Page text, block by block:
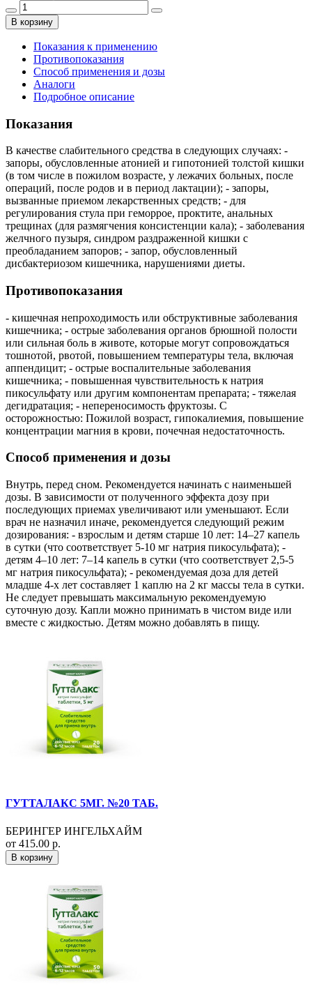
В корзину
Показания к применению
Противопоказания
Способ применения и дозы
Аналоги
Подробное описание
Показания
В качестве слабительного средства в следующих случаях: -
запоры, обусловленные атонией и гипотонией толстой кишки
(в том числе в пожилом возрасте, у лежачих больных, после
операций, после родов и в период лактации); - запоры,
вызванные приемом лекарственных средств; - для
регулирования стула при геморрое, проктите, анальных
трещинах (для размягчения консистенции кала); - заболевания
желчного пузыря, синдром раздраженной кишки с
преобладанием запоров; - запор, обусловленный
дисбактериозом кишечника, нарушениями диеты.
Противопоказания
- кишечная непроходимость или обструктивные заболевания
кишечника; - острые заболевания органов брюшной полости
или сильная боль в животе, которые могут сопровождаться
тошнотой, рвотой, повышением температуры тела, включая
аппендицит; - острые воспалительные заболевания
кишечника; - повышенная чувствительность к натрия
пикосульфату или другим компонентам препарата; - тяжелая
дегидратация; - непереносимость фруктозы. C
осторожностью: Пожилой возраст, гипокалиемия, повышение
концентрации магния в крови, почечная недостаточность.
Способ применения и дозы
Внутрь, перед сном. Рекомендуется начинать с наименьшей
дозы. В зависимости от полученного эффекта дозу при
последующих приемах увеличивают или уменьшают. Если
врач не назначил иначе, рекомендуется следующий режим
дозирования: - взрослым и детям старше 10 лет: 14–27 капель
в сутки (что соответствует 5-10 мг натрия пикосульфата); -
детям 4–10 лет: 7–14 капель в сутки (что соответствует 2,5-5
мг натрия пикосульфата); - рекомендуемая доза для детей
младше 4-х лет составляет 1 каплю на 2 кг массы тела в сутки.
Не следует превышать максимальную рекомендуемую
суточную дозу. Капли можно принимать в чистом виде или
вместе с жидкостью. Детям можно добавлять в пищу.
ГУТТАЛАКС 5МГ. №20 ТАБ.
БЕРИНГЕР ИНГЕЛЬХАЙМ
от 415.00 р.
В корзину